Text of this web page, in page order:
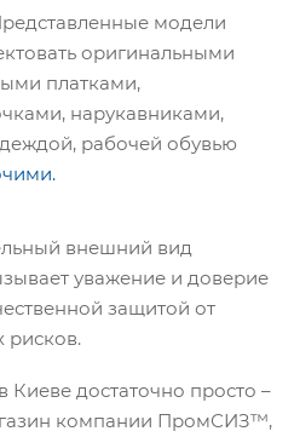
модели
оригинальными
платками,
нарукавниками,
рабочей обувью
внешний вид
уважение и доверие
защитой от
рисков.
Киеве достаточно просто –
компании ПромСИЗ™,